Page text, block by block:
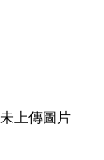
未上傳圖片